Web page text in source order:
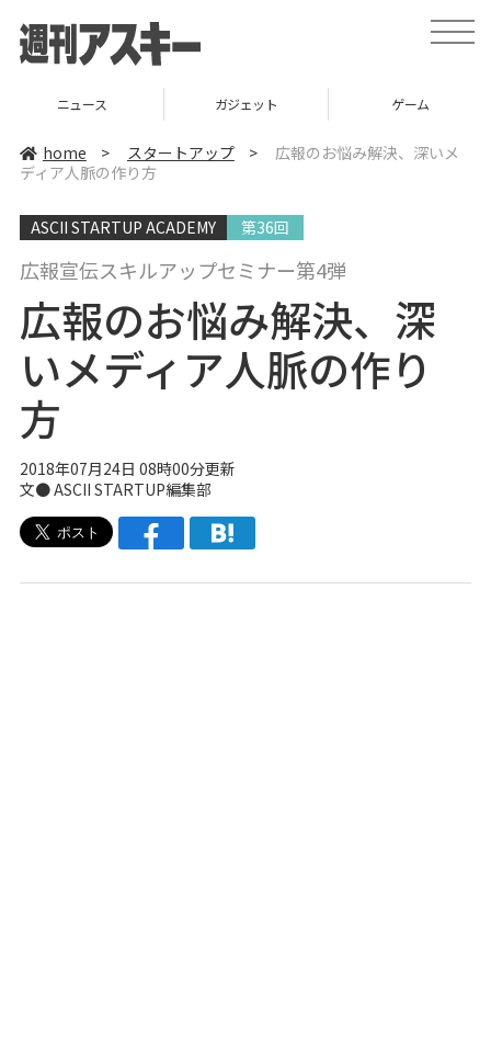
t
o
v
ニュース ガジェット ゲーム
home > スタートアップ >
広報のお悩み解決、深いメ
ディア人脈の作り方
ASCII STARTUP ACADEMY 第36回
広報宣伝スキルアップセミナー第4弾
広報のお悩み解決、深
いメディア人脈の作り
方
2018年07月24日 08時00分更新
文●ASCII STARTUP編集部